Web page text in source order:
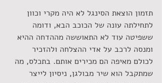
תזמון הוצאת הסינגל לא היה מקרי וכוון
לתחילתה עונה של הכוכב הבא, ודומה
ששפיטה עוד לא התאוששה מההדחה ההיא
ומנסה לרכב על אדי ההצלחה ולהזכיר
לכולם מאיפה הם מכירים אותם. בתכלס, מה
שמתקבל הוא שיר מבולגן, ניסיון לייצר